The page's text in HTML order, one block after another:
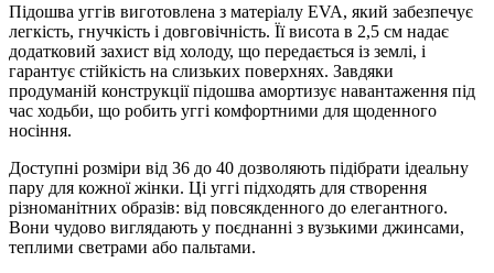
Підошва уггів виготовлена з матеріалу EVA, який забезпечує
легкість, гнучкість і довговічність. Її висота в 2,5 см надає
додатковий захист від холоду, що передається із землі, і
гарантує стійкість на слизьких поверхнях. Завдяки
продуманій конструкції підошва амортизує навантаження під
час ходьби, що робить уггі комфортними для щоденного
носіння.
Доступні розміри від 36 до 40 дозволяють підібрати ідеальну
пару для кожної жінки. Ці уггі підходять для створення
різноманітних образів: від повсякденного до елегантного.
Вони чудово виглядають у поєднанні з вузькими джинсами,
теплими светрами або пальтами.